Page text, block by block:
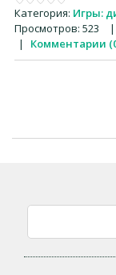
Категория: Игры:
Просмотров: 523 |
|
Комментарии